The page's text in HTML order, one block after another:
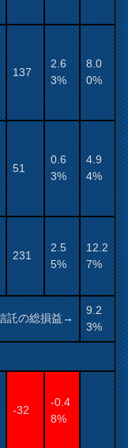
137
2.6
3%
8.0
0%
51
0.6
3%
4.9
4%
231
2.5
5%
12.2
7%
託の総損益→
9.2
3%
-32
-0.4
8%